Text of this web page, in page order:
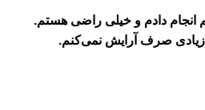
انجام دادم و خیلی راضی هستم.
صرف آرایش نمی‌کنم.